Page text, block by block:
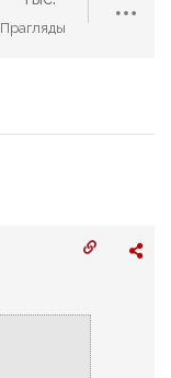
Прагляды